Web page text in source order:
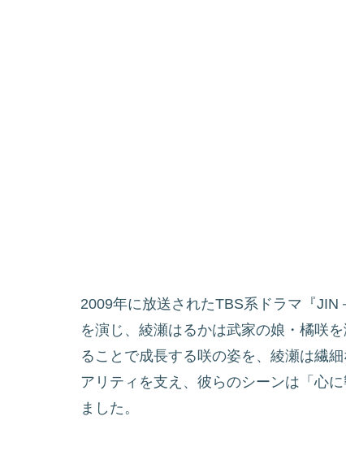
2009年に放送されたTBS系ドラマ『
を演じ、綾瀬はるかは武家の娘・橘咲
ることで成長する咲の姿を、綾瀬は繊
アリティを支え、彼らのシーンは「心
ました。